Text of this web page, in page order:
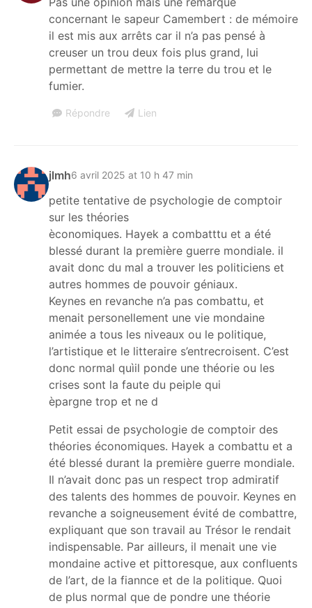
concernant le sapeur Camembert : de mémoire
il est mis aux arrêts car il n’a pas pensé à
creuser un trou deux fois plus grand, lui
permettant de mettre la terre du trou et le
fumier.
Répondre Lien
jlmh6 avril 2025 at 10 h 47 min
petite tentative de psychologie de comptoir
sur les théories
èconomiques. Hayek a combatttu et a été
blessé durant la première guerre mondiale. il
avait donc du mal a trouver les politiciens et
autres hommes de pouvoir géniaux.
Keynes en revanche n’a pas combattu, et
menait personellement une vie mondaine
animée a tous les niveaux ou le politique,
l’artistique et le litteraire s’entrecroisent. C’est
donc normal quìil ponde une théorie ou les
crises sont la faute du peiple qui
èpargne trop et ne d
Petit essai de psychologie de comptoir des
théories économiques. Hayek a combattu et a
été blessé durant la première guerre mondiale.
Il n’avait donc pas un respect trop admiratif
des talents des hommes de pouvoir. Keynes en
revanche a soigneusement évité de combattre,
expliquant que son travail au Trésor le rendait
indispensable. Par ailleurs, il menait une vie
mondaine active et pittoresque, aux confluents
de l’art, de la fiannce et de la politique. Quoi
de plus normal que de pondre une théorie